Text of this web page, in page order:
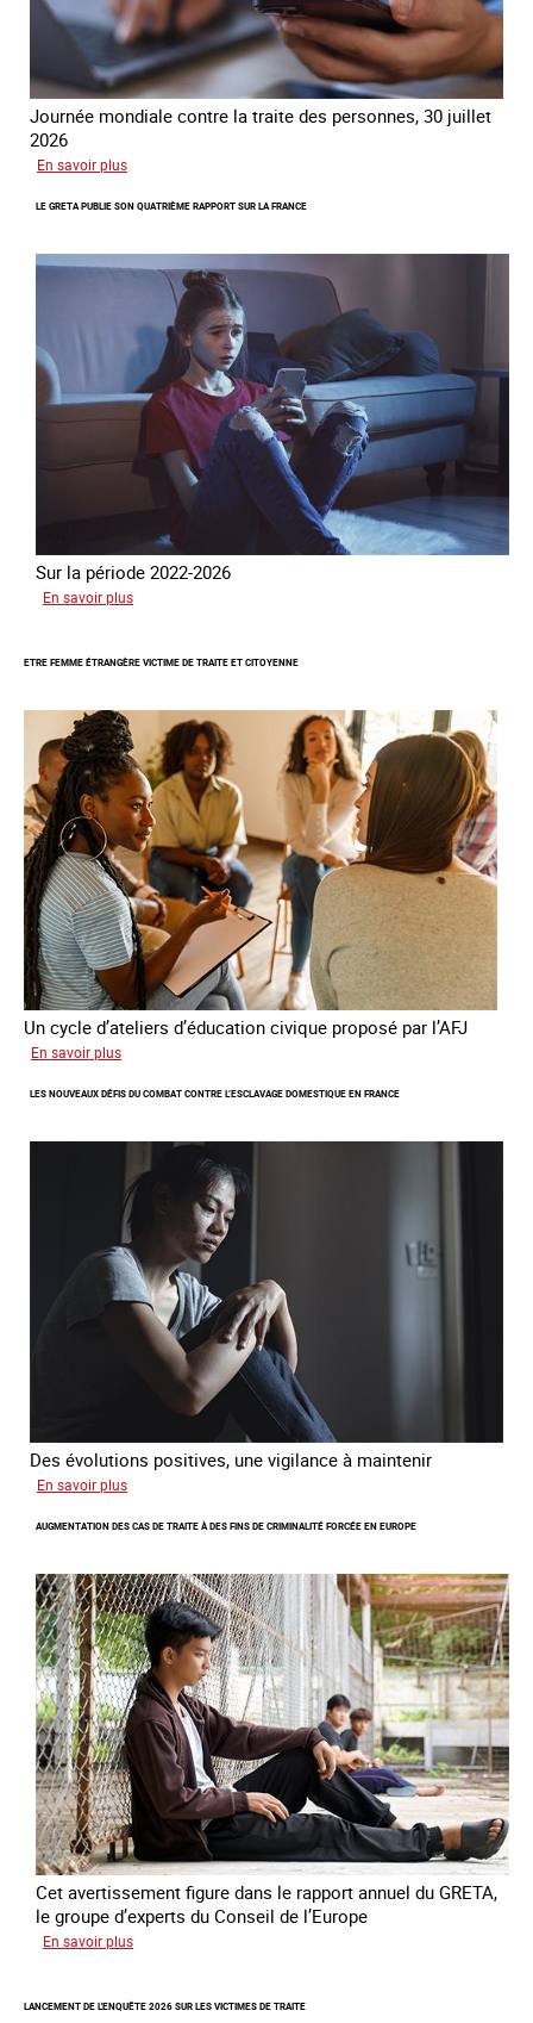
Journée mondiale contre la traite des personnes, 30 juillet
2026
En savoir plus
par
LE GRETA PUBLIE SON QUATRIÈME RAPPORT SUR LA FRANCE
Sur la période 2022-2026
En savoir plus
publie
quatrième
rapport
sur
la
France
ETRE FEMME ÉTRANGÈRE VICTIME DE TRAITE ET CITOYENNE
Un cycle d’ateliers d’éducation civique proposé par l’AFJ
En savoir plus
femme
victime
traite
et
citoyenne
LES NOUVEAUX DÉFIS DU COMBAT CONTRE L’ESCLAVAGE DOMESTIQUE EN FRANCE
Des évolutions positives, une vigilance à maintenir
En savoir plus
nouveaux
du
combat
contre
l’esclavage
domestique
en
France
AUGMENTATION DES CAS DE TRAITE À DES FINS DE CRIMINALITÉ FORCÉE EN EUROPE
Cet avertissement figure dans le rapport annuel du GRETA,
le groupe d’experts du Conseil de l’Europe
En savoir plus
cas
LANCEMENT DE L'ENQUÊTE 2026 SUR LES VICTIMES DE TRAITE